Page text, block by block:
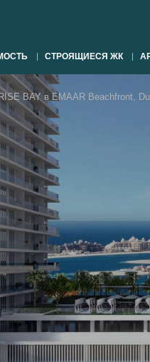
СТРОЯЩИЕСЯ ЖК
BAY в EMAAR Beachfront,